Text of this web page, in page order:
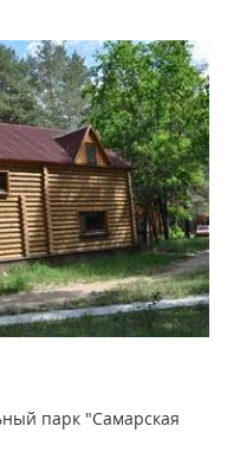
парк "Самарская